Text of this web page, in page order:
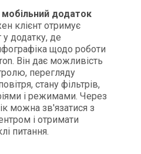
мобільний додаток
клієнт отримує
у додатку, де
щодо роботи
Він дає можливість
перегляду
стану фільтрів,
і режимами. Через
можна зв'язатися з
і отримати
питання.